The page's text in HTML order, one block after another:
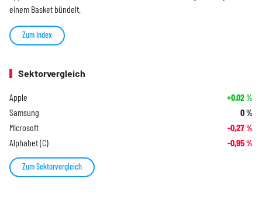
einem Basket bündelt.
Zum Index
Sektorvergleich
Apple +0,02%
Samsung 0%
Microsoft -0,27%
Alphabet (C) -0,95%
Zum Sektorvergleich